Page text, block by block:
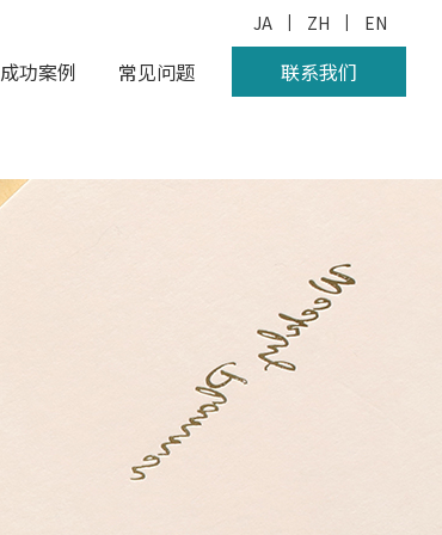
成功案例 常见问题
JA | ZH | EN
联系我们